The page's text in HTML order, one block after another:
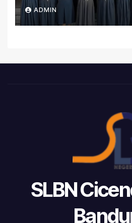
ADMIN
SLBN